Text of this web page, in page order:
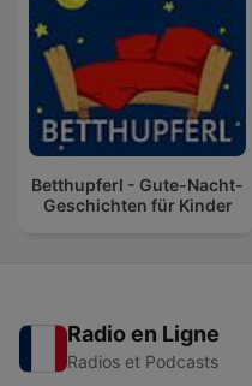
Betthupferl - Gute-Nacht-
Geschichten für Kinder
Radio en Ligne
Radios et Podcasts